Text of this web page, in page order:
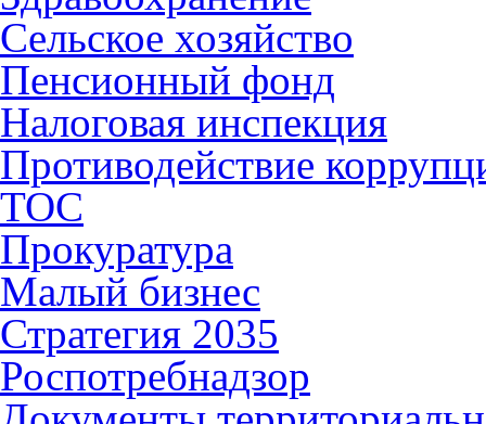
Сельское хозяйство
Пенсионный фонд
Налоговая инспекция
Противодействие
ТОС
Прокуратура
Малый бизнес
Стратегия 2035
Роспотребнадзор